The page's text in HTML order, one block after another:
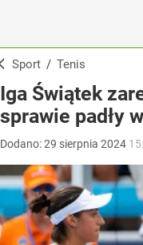
Sport / Tenis
Iga Świątek
sprawie padły
Dodano:29 sierpnia 2024